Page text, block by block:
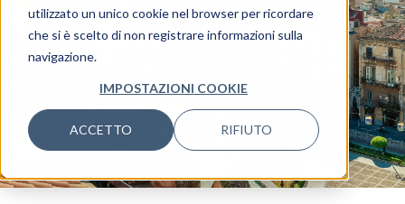
utilizzato un unico cookie nel browser per ricordare
che si è scelto di non registrare informazioni sulla
navigazione.
IMPOSTAZIONI COOKIE
ACCETTO RIFIUTO